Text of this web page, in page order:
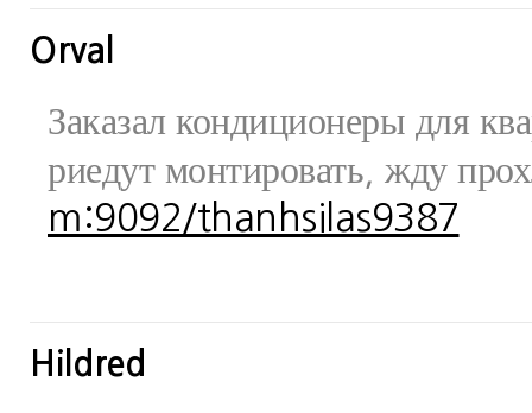
Orval
Заказал кондиционеры для
риедут монтировать, жду
m:9092/thanhsilas9387
Hildred